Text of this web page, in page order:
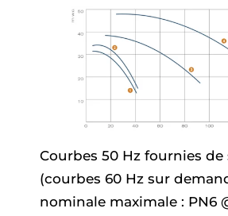
Courbes 50 Hz fournies de
(courbes 60 Hz sur
nominale maximale : PN6